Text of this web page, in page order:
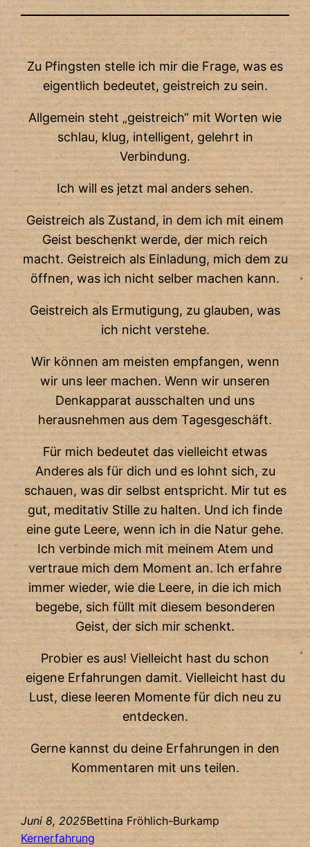
Zu Pfingsten stelle ich mir die Frage, was es
eigentlich bedeutet, geistreich zu sein.
Allgemein steht „geistreich“ mit Worten wie
schlau, klug, intelligent, gelehrt in
Verbindung.
Ich will es jetzt mal anders sehen.
Geistreich als Zustand, in dem ich mit einem
Geist beschenkt werde, der mich reich
macht. Geistreich als Einladung, mich dem zu
öffnen, was ich nicht selber machen kann.
Geistreich als Ermutigung, zu glauben, was
ich nicht verstehe.
Wir können am meisten empfangen, wenn
wir uns leer machen. Wenn wir unseren
Denkapparat ausschalten und uns
herausnehmen aus dem Tagesgeschäft.
Für mich bedeutet das vielleicht etwas
Anderes als für dich und es lohnt sich, zu
schauen, was dir selbst entspricht. Mir tut es
gut, meditativ Stille zu halten. Und ich finde
eine gute Leere, wenn ich in die Natur gehe.
Ich verbinde mich mit meinem Atem und
vertraue mich dem Moment an. Ich erfahre
immer wieder, wie die Leere, in die ich mich
begebe, sich füllt mit diesem besonderen
Geist, der sich mir schenkt.
Probier es aus! Vielleicht hast du schon
eigene Erfahrungen damit. Vielleicht hast du
Lust, diese leeren Momente für dich neu zu
entdecken.
Gerne kannst du deine Erfahrungen in den
Kommentaren mit uns teilen.
Juni 8, 2025Bettina Fröhlich-Burkamp
Kernerfahrung